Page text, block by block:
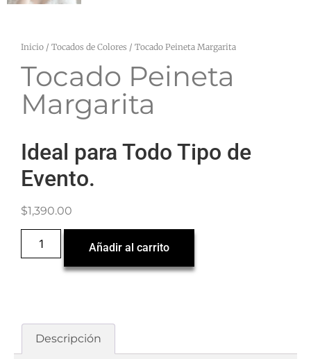
Inicio / Tocados de Colores / Tocado Peineta Margarita
Tocado Peineta
Margarita
Ideal para Todo Tipo de
Evento.
$1,390.00
Añadir al carrito
Descripción